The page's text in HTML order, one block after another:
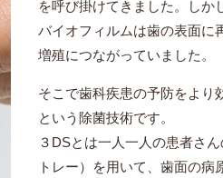
を呼び掛けてきました。しか
バイオフィルムは歯の表面に
増殖につながっていました。
そこで歯科疾患の予防をより
という除菌技術です。
３DSとは一人一人の患者さ
トレー）を用いて、歯面の